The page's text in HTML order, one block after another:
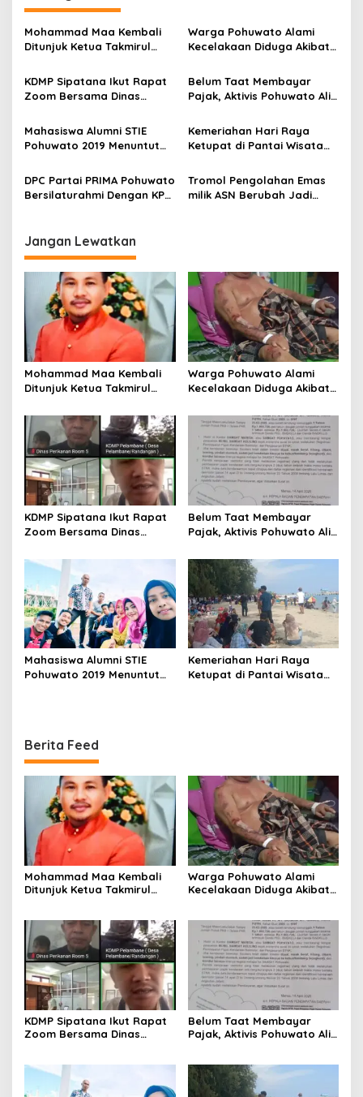
a
s
p
o
s
Mohammad Maa Kembali
Ditunjuk Ketua Takmirul
Buntulia
Warga Pohuwato Alami
Kecelakaan Diduga Akibat
Teratur
KDMP Sipatana Ikut Rapat
Zoom Bersama Dinas
Belum Taat Membayar
Pajak, Aktivis Pohuwato Alis
Bupati Saiful Mbuinga
Sebagai Contoh Bagi
Masyarakat
Mahasiswa Alumni STIE
Pohuwato 2019 Menuntut
Tidak Sesuai
Kemeriahan Hari Raya
Ketupat di Pantai Wisata
DPC Partai PRIMA Pohuwato
Bersilaturahmi Dengan KPU
Tromol Pengolahan Emas
milik ASN Berubah Jadi
Jangan Lewatkan
Mohammad Maa Kembali
Ditunjuk Ketua Takmirul
Buntulia
Warga Pohuwato Alami
Kecelakaan Diduga Akibat
Teratur
KDMP Sipatana Ikut Rapat
Zoom Bersama Dinas
Belum Taat Membayar
Pajak, Aktivis Pohuwato Alis
Bupati Saiful Mbuinga
Sebagai Contoh Bagi
Masyarakat
Mahasiswa Alumni STIE
Pohuwato 2019 Menuntut
Kemeriahan Hari Raya
Ketupat di Pantai Wisata
Berita Feed
Mohammad Maa Kembali
Ditunjuk Ketua Takmirul
Warga Pohuwato Alami
Kecelakaan Diduga Akibat
KDMP Sipatana Ikut Rapat
Zoom Bersama Dinas
Belum Taat Membayar
Pajak, Aktivis Pohuwato Alis
Sebagai Contoh Bagi
Masyarakat